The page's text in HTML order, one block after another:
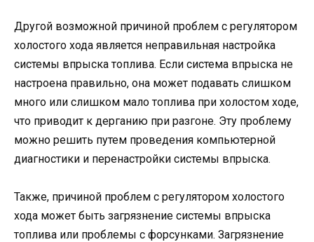
Другой возможной причиной проблем с регулятором
холостого хода является неправильная настройка
системы впрыска топлива. Если система впрыска не
настроена правильно, она может подавать слишком
много или слишком мало топлива при холостом ходе,
что приводит к дерганию при разгоне. Эту проблему
можно решить путем проведения компьютерной
диагностики и перенастройки системы впрыска.
Также, причиной проблем с регулятором холостого
хода может быть загрязнение системы впрыска
топлива или проблемы с форсунками. Загрязнение